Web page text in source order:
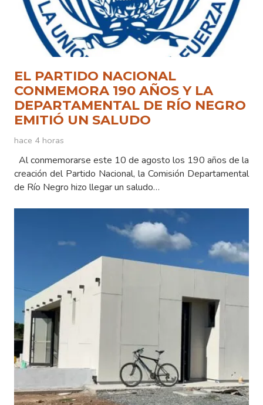
EL PARTIDO NACIONAL
CONMEMORA 190 AÑOS Y LA
DEPARTAMENTAL DE RÍO NEGRO
EMITIÓ UN SALUDO
hace 4 horas
Al conmemorarse este 10 de agosto los 190 años de la
creación del Partido Nacional, la Comisión Departamental
de Río Negro hizo llegar un saludo…